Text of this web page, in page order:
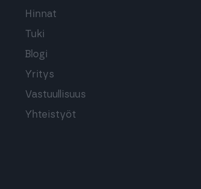
Hinnat
Tuki
Blogi
Yritys
Vastuullisuus
Yhteistyöt